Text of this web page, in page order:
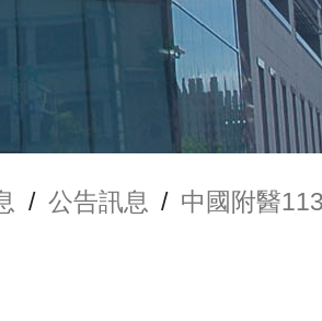
/ 公告訊息 / 中國附醫